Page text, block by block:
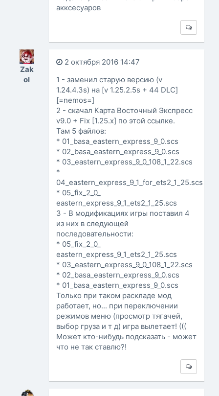
акксесуаров
Zak
ol
2 октября 2016 14:47
1 - заменил старую версию (v
1.24.4.3s) на [v 1.25.2.5s + 44 DLC]
[=nemos=]
2 - скачал Карта Восточный Экспресс
v9.0 + Fix [1.25.x] по этой ссылке.
Там 5 файлов:
* 01_basa_eastern_express_9_0.scs
* 02_basa_eastern_express_9_0.scs
* 03_eastern_express_9_0_108_1_22.scs
*
04_eastern_express_9_1_for_ets2_1_25.scs
* 05_fix_2_0_
eastern_express_9_1_ets2_1_25.scs
3 - В модификациях игры поставил 4
из них в следующей
последовательности:
* 05_fix_2_0_
eastern_express_9_1_ets2_1_25.scs
* 03_eastern_express_9_0_108_1_22.scs
* 02_basa_eastern_express_9_0.scs
* 01_basa_eastern_express_9_0.scs
Только при таком раскладе мод
работает, но... при переключении
режимов меню (просмотр тягачей,
выбор груза и т д) игра вылетает! (((
Может кто-нибудь подсказать - может
что не так ставлю?!